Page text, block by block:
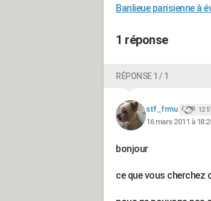
Banlieue parisienne à
1 réponse
RÉPONSE 1 / 1
stf_frmu 12
16 mars 2011 à
bonjour
ce que vous cherchez